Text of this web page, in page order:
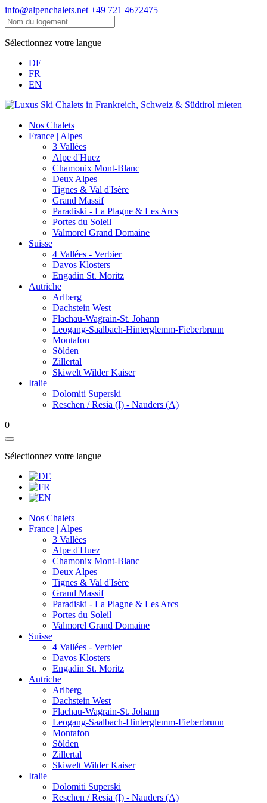
info@alpenchalets.net +49 721 4672475
Sélectionnez votre langue
DE
FR
EN
Nos Chalets
France | Alpes
3 Vallées
Alpe d'Huez
Chamonix Mont-Blanc
Deux Alpes
Tignes & Val d'Isère
Grand Massif
Paradiski - La Plagne & Les Arcs
Portes du Soleil
Valmorel Grand Domaine
Suisse
4 Vallées - Verbier
Davos Klosters
Engadin St. Moritz
Autriche
Arlberg
Dachstein West
Flachau-Wagrain-St. Johann
Leogang-Saalbach-Hinterglemm-Fieberbrunn
Montafon
Sölden
Zillertal
Skiwelt Wilder Kaiser
Italie
Dolomiti Superski
Reschen / Resia (I) - Nauders (A)
0
Sélectionnez votre langue
Nos Chalets
France | Alpes
3 Vallées
Alpe d'Huez
Chamonix Mont-Blanc
Deux Alpes
Tignes & Val d'Isère
Grand Massif
Paradiski - La Plagne & Les Arcs
Portes du Soleil
Valmorel Grand Domaine
Suisse
4 Vallées - Verbier
Davos Klosters
Engadin St. Moritz
Autriche
Arlberg
Dachstein West
Flachau-Wagrain-St. Johann
Leogang-Saalbach-Hinterglemm-Fieberbrunn
Montafon
Sölden
Zillertal
Skiwelt Wilder Kaiser
Italie
Dolomiti Superski
Reschen / Resia (I) - Nauders (A)